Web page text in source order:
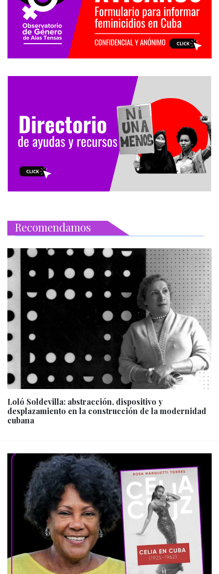
Recomendamos
Loló Soldevilla: abstracción, dispositivo y
desplazamiento en la construcción de la modernidad
cubana